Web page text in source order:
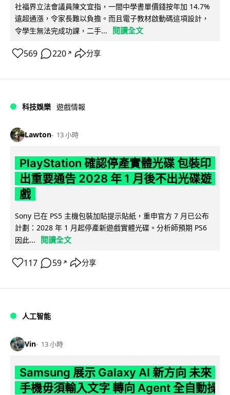
社福界立法會議員陳文宜指，一間中學書單價錢按年加 14.7%
遠超通漲，令家長難以負擔。而且電子教材啟動碼這項設計，
令學生無法完成功課，二手...
閱讀全文
569 220 ↗ 分享
科技娛樂 遊戲情報
Lawton 13 小時
PlayStation 確認停產實體光碟 包裝印
出重要通告 2028 年 1 月後不出光碟遊
戲
Sony 已在 PS5 主機包裝加貼提示貼紙，重申官方 7 月已公布
計劃：2028 年 1 月起停產新遊戲實體光碟。分析師預期 PS6
因此...
閱讀全文
117 59 ↗ 分享
人工智能
Vin 13 小時
Samsung 展示 Galaxy AI 新方向 未來
手機毋須輸入文字 轉向 Agent 全自動操